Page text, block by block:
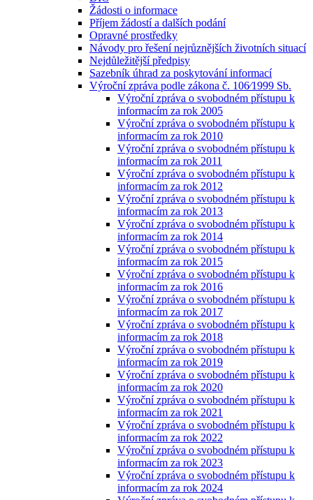
Žádosti o informace
Příjem žádostí a dalších podání
Opravné prostředky
Návody pro řešení nejrůznějších životních situací
Nejdůležitější předpisy
Sazebník úhrad za poskytování informací
Výroční zpráva podle zákona č. 106⁄1999 Sb.
Výroční zpráva o svobodném přístupu k
informacím za rok 2005
Výroční zpráva o svobodném přístupu k
informacím za rok 2010
Výroční zpráva o svobodném přístupu k
informacím za rok 2011
Výroční zpráva o svobodném přístupu k
informacím za rok 2012
Výroční zpráva o svobodném přístupu k
informacím za rok 2013
Výroční zpráva o svobodném přístupu k
informacím za rok 2014
Výroční zpráva o svobodném přístupu k
informacím za rok 2015
Výroční zpráva o svobodném přístupu k
informacím za rok 2016
Výroční zpráva o svobodném přístupu k
informacím za rok 2017
Výroční zpráva o svobodném přístupu k
informacím za rok 2018
Výroční zpráva o svobodném přístupu k
informacím za rok 2019
Výroční zpráva o svobodném přístupu k
informacím za rok 2020
Výroční zpráva o svobodném přístupu k
informacím za rok 2021
Výroční zpráva o svobodném přístupu k
informacím za rok 2022
Výroční zpráva o svobodném přístupu k
informacím za rok 2023
Výroční zpráva o svobodném přístupu k
informacím za rok 2024